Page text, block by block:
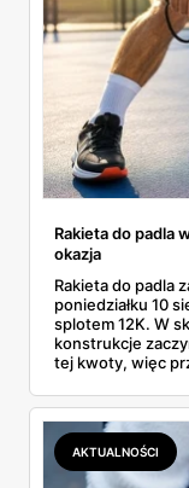
Rakieta do padla
okazja
Rakieta do padla
poniedziałku 10
splotem 12K. W
konstrukcje
tej kwoty, więc
najszybciej
lawinowo, a
dokładnie
faktycznie
AKTUALNOŚCI